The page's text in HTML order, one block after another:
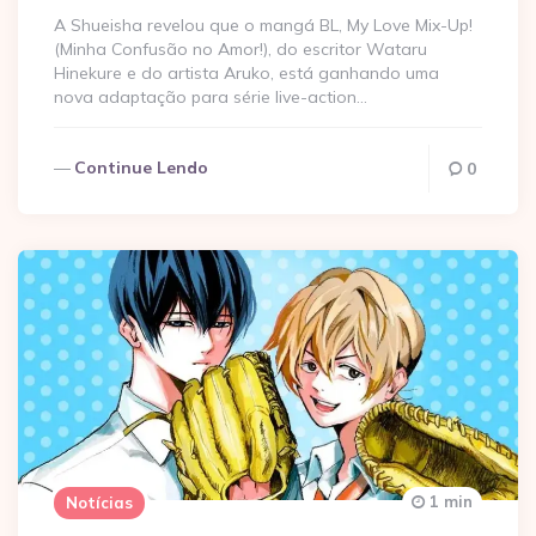
A Shueisha revelou que o mangá BL, My Love Mix-Up!
(Minha Confusão no Amor!), do escritor Wataru
Hinekure e do artista Aruko, está ganhando uma
nova adaptação para série live-action…
Continue Lendo 0
Notícias 1 min